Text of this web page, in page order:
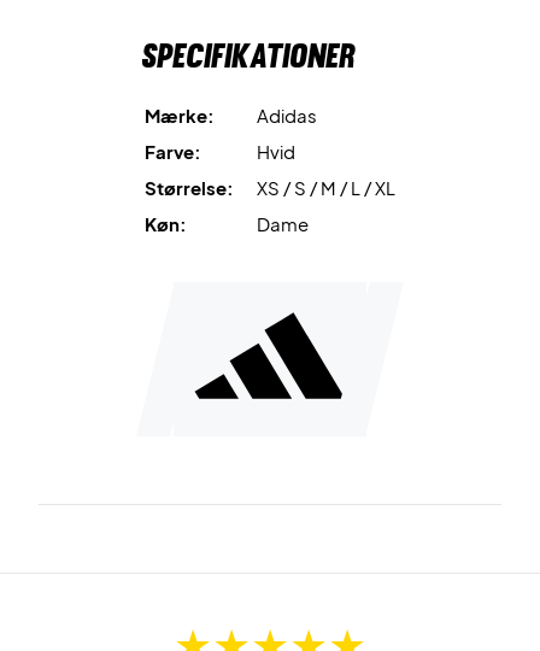
materialer. Derfor kan du blive en bæredygtig forbruger
bekymre dig om at den flyver op når du bevæger dig frit
rundt på banen. Derudover har den nogle flotte flæser,
som giver looket et flot og feminint udtryk!
selvtillid, når du skal smashe din modstander af banen!
Materiale:100% polyester
Specifikationer
Mærke:
Adidas
Farve:
Hvid
Størrelse:
XS / S / M / L / XL
Køn:
Dame